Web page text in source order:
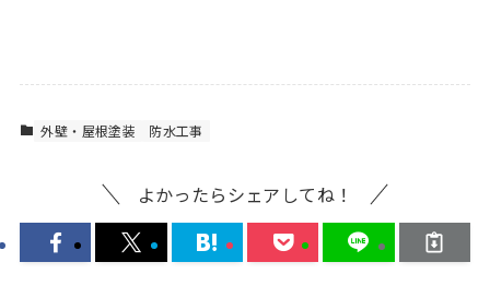
外壁・屋根塗装 防水工事
よかったらシェアしてね！